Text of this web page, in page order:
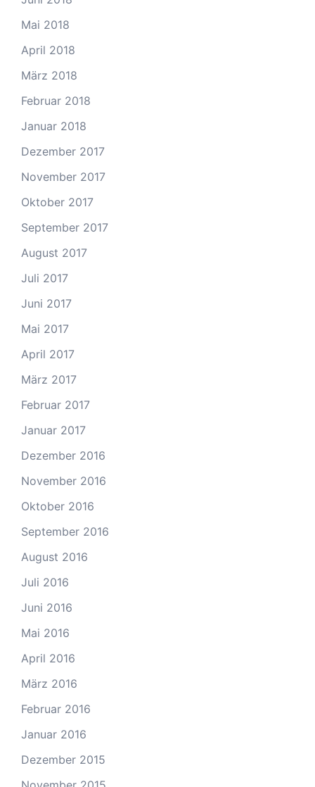
Mai 2018
April 2018
März 2018
Februar 2018
Januar 2018
Dezember 2017
November 2017
Oktober 2017
September 2017
August 2017
Juli 2017
Juni 2017
Mai 2017
April 2017
März 2017
Februar 2017
Januar 2017
Dezember 2016
November 2016
Oktober 2016
September 2016
August 2016
Juli 2016
Juni 2016
Mai 2016
April 2016
März 2016
Februar 2016
Januar 2016
Dezember 2015